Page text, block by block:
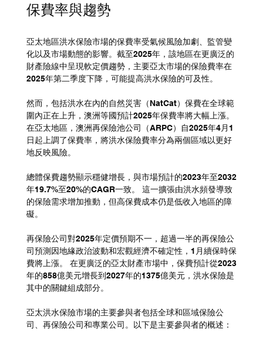
保費率與趨勢
亞太地區洪水保險市場的保費率受氣候風險加劇、監管變
化以及市場動態的影響。截至2025年，該地區在更廣泛的
財產險線中呈現軟定價趨勢，主要亞太市場的保險費率在
2025年第二季度下降，可能提高洪水保險的可及性。
然而，包括洪水在內的自然災害（NatCat）保費在全球範
圍內正在上升，澳洲等國預計2025年保費率將大幅上漲。
在亞太地區，澳洲再保險池公司（ARPC）自2025年4月1
日起上調了保費率，將洪水保險費率分為兩個區域以更好
地反映風險。
總體保費趨勢顯示穩健增長，與市場預計的2023年至2032
年19.7%至20%的CAGR一致。 這一擴張由洪水頻發導致
的保險需求增加推動，但高保費成本仍是低收入地區的障
礙。
再保險公司對2025年定價預期不一，超過一半的再保險公
司預測因地緣政治波動和宏觀經濟不確定性，1月續保時保
費將上漲。 在更廣泛的亞太財產市場中，保費預計從2023
年的858億美元增長到2027年的1375億美元，洪水保險是
其中的關鍵組成部分。
亞太洪水保險市場的主要參與者包括全球和區域保險公
司、再保險公司和專業公司。以下是主要參與者的概述：